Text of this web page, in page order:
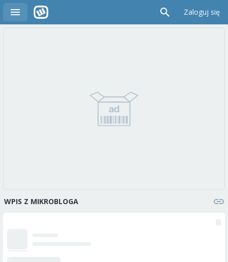
Zaloguj się
WPIS Z MIKROBLOGA